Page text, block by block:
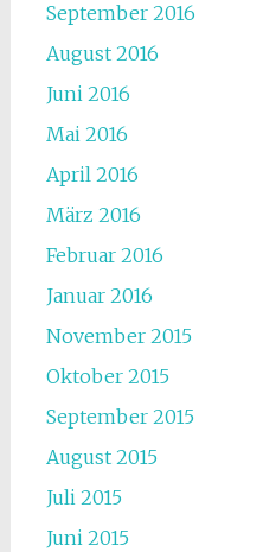
September 2016
August 2016
Juni 2016
Mai 2016
April 2016
März 2016
Februar 2016
Januar 2016
November 2015
Oktober 2015
September 2015
August 2015
Juli 2015
Juni 2015